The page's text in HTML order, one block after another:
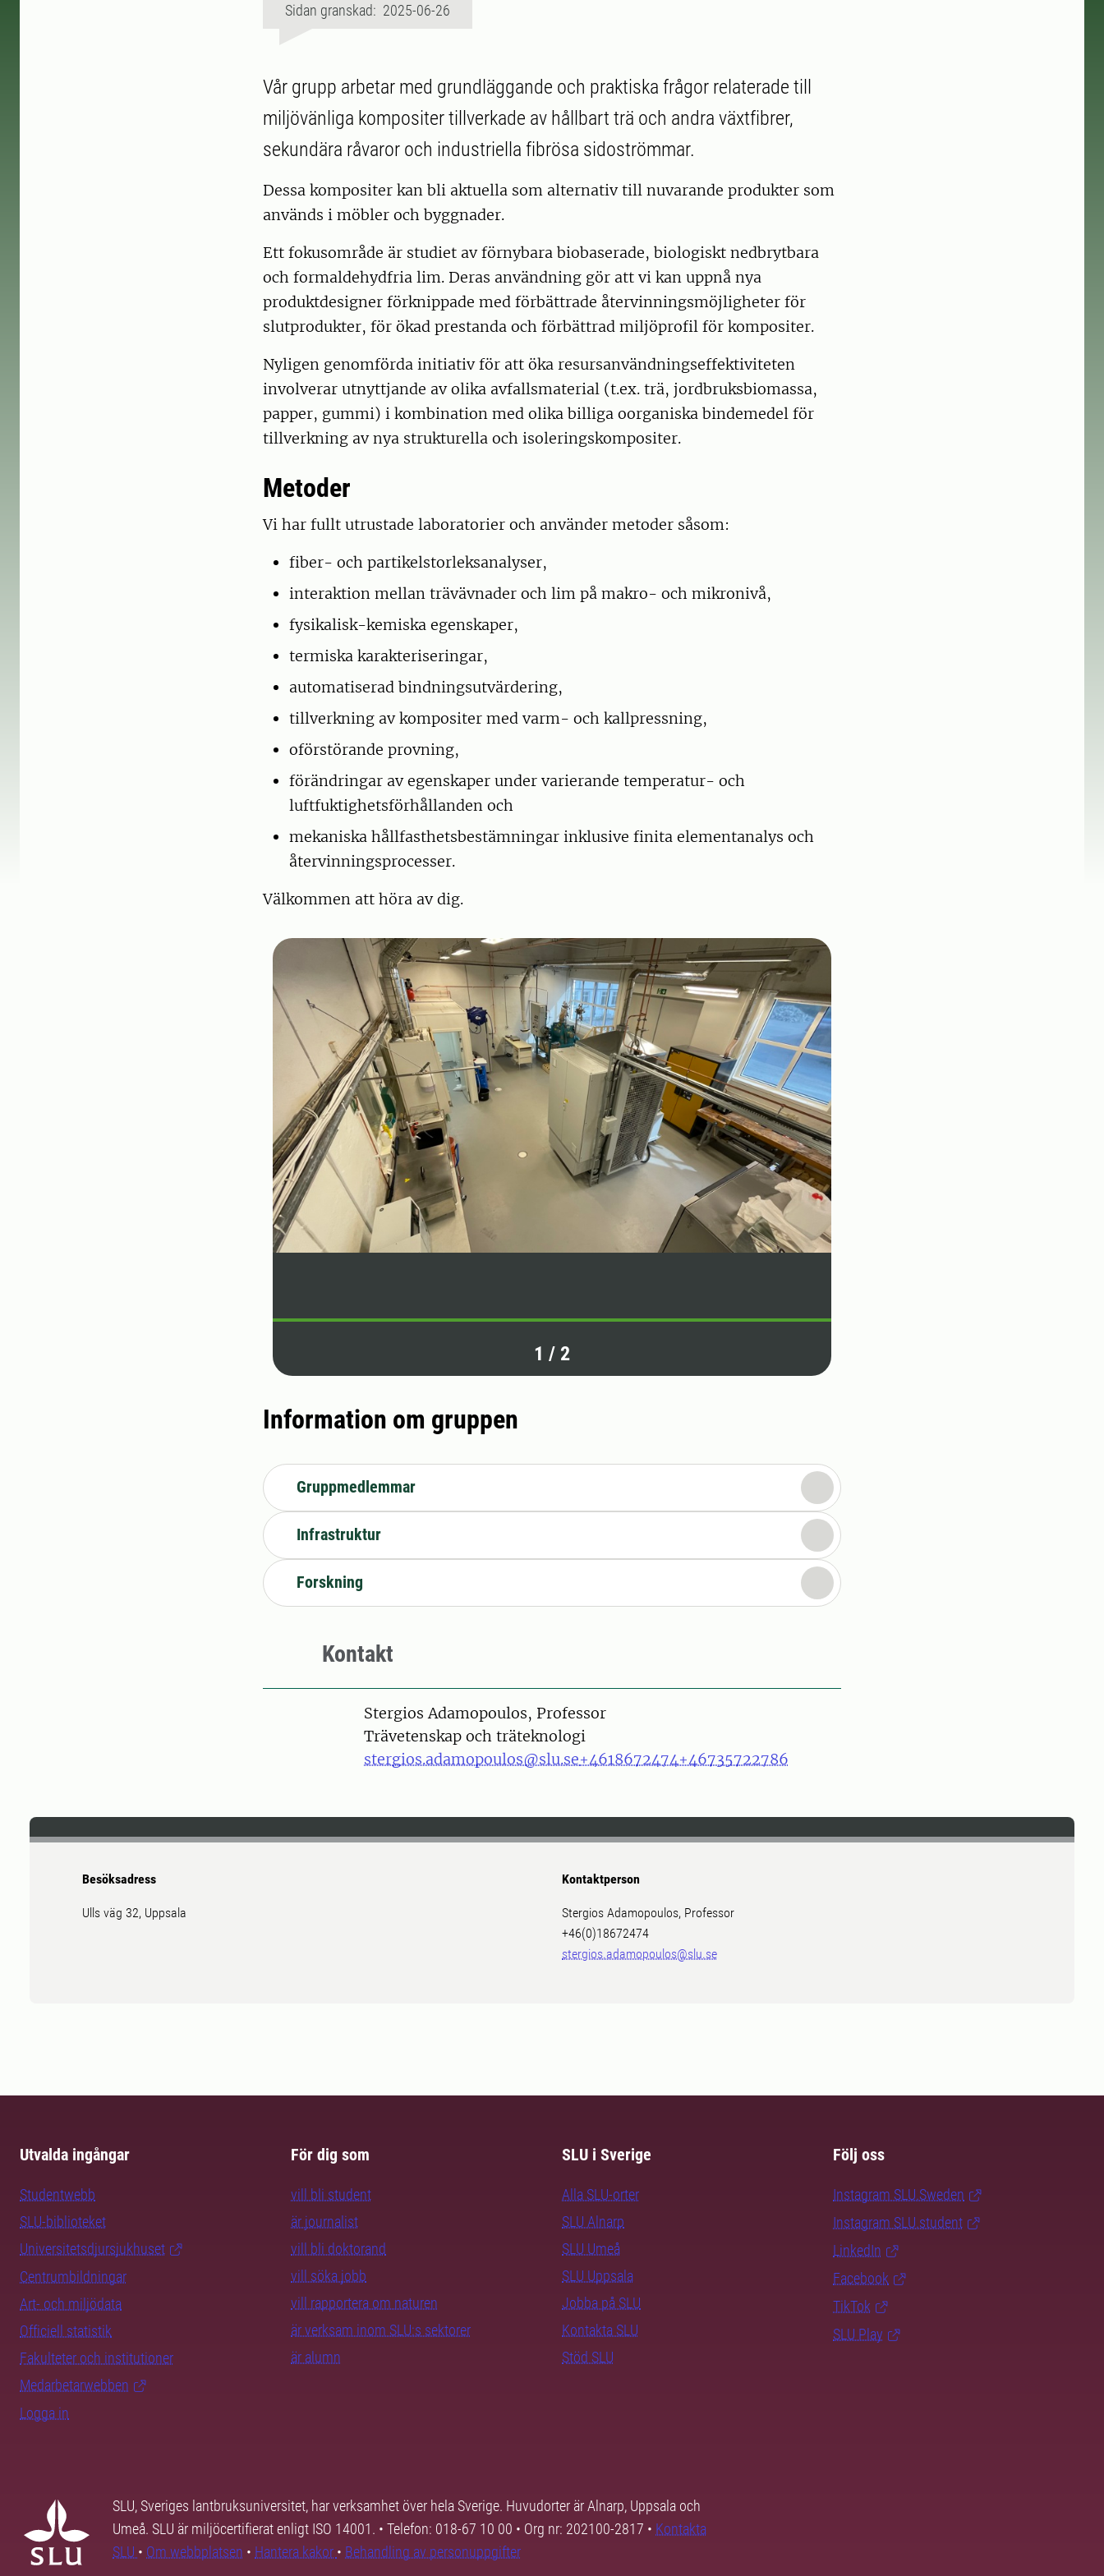
Sidan granskad: 2025-06-26
Vår grupp arbetar med grundläggande och praktiska frågor relaterade till
miljövänliga kompositer tillverkade av hållbart trä och andra växtfibrer,
sekundära råvaror och industriella fibrösa sidoströmmar.
Dessa kompositer kan bli aktuella som alternativ till nuvarande produkter som
används i möbler och byggnader.
Ett fokusområde är studiet av förnybara biobaserade, biologiskt nedbrytbara
och formaldehydfria lim. Deras användning gör att vi kan uppnå nya
produktdesigner förknippade med förbättrade återvinningsmöjligheter för
slutprodukter, för ökad prestanda och förbättrad miljöprofil för kompositer.
Nyligen genomförda initiativ för att öka resursanvändningseffektiviteten
involverar utnyttjande av olika avfallsmaterial (t.ex. trä, jordbruksbiomassa,
papper, gummi) i kombination med olika billiga oorganiska bindemedel för
tillverkning av nya strukturella och isoleringskompositer.
Metoder
Vi har fullt utrustade laboratorier och använder metoder såsom:
fiber- och partikelstorleksanalyser,
interaktion mellan trävävnader och lim på makro- och mikronivå,
fysikalisk-kemiska egenskaper,
termiska karakteriseringar,
automatiserad bindningsutvärdering,
tillverkning av kompositer med varm- och kallpressning,
oförstörande provning,
förändringar av egenskaper under varierande temperatur- och
luftfuktighetsförhållanden och
mekaniska hållfasthetsbestämningar inklusive finita elementanalys och
återvinningsprocesser.
Välkommen att höra av dig.
1 / 2
Information om gruppen
Gruppmedlemmar
Infrastruktur
Forskning
Kontakt
PersonStergios Adamopoulos, Professor
Trävetenskap och träteknologi
stergios.adamopoulos@slu.se+4618672474+46735722786
Besöksadress
Ulls väg 32, Uppsala
Kontaktperson
Stergios Adamopoulos, Professor
+46(0)18672474
stergios.adamopoulos@slu.se
Utvalda ingångar
Studentwebb
SLU-biblioteket
Universitetsdjursjukhuset
Centrumbildningar
Art- och miljödata
Officiell statistik
Fakulteter och institutioner
Medarbetarwebben
Logga in
För dig som
vill bli student
är journalist
vill bli doktorand
vill söka jobb
vill rapportera om naturen
är verksam inom SLU:s sektorer
är alumn
SLU i Sverige
Alla SLU-orter
SLU Alnarp
SLU Umeå
SLU Uppsala
Jobba på SLU
Kontakta SLU
Stöd SLU
Följ oss
Instagram SLU.Sweden
Instagram SLU.student
LinkedIn
Facebook
TikTok
SLU Play
SLU, Sveriges lantbruksuniversitet, har verksamhet över hela Sverige. Huvudorter är Alnarp, Uppsala och
Umeå. SLU är miljöcertifierat enligt ISO 14001. • Telefon: 018-67 10 00 • Org nr: 202100-2817 • Kontakta
SLU • Om webbplatsen • Hantera kakor • Behandling av personuppgifter